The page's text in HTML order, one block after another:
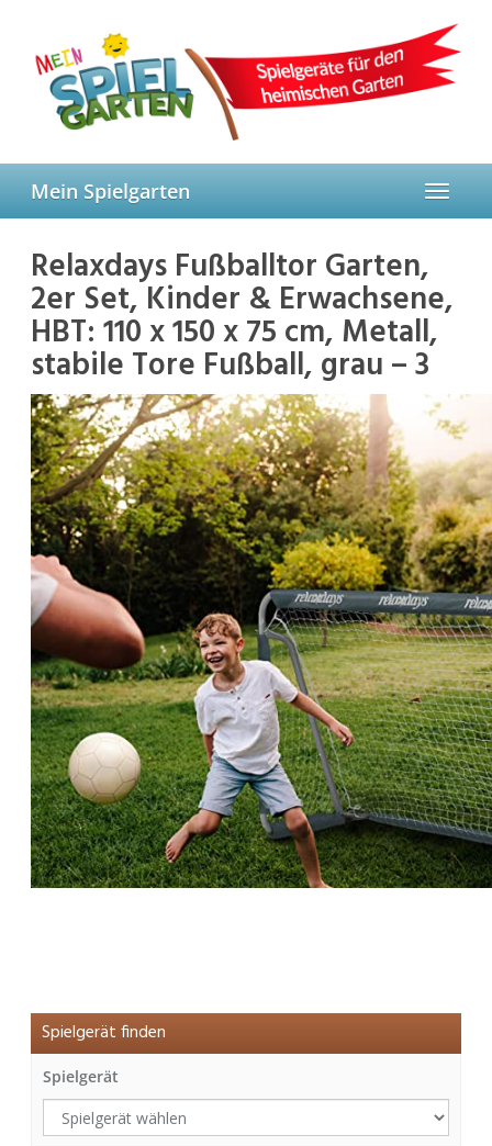
content
Toggle
Mein Spielgarten
Relaxdays Fußballtor Garten,
2er Set, Kinder & Erwachsene,
HBT: 110 x 150 x 75 cm, Metall,
stabile Tore Fußball, grau – 3
Spielgerät finden
Spielgerät